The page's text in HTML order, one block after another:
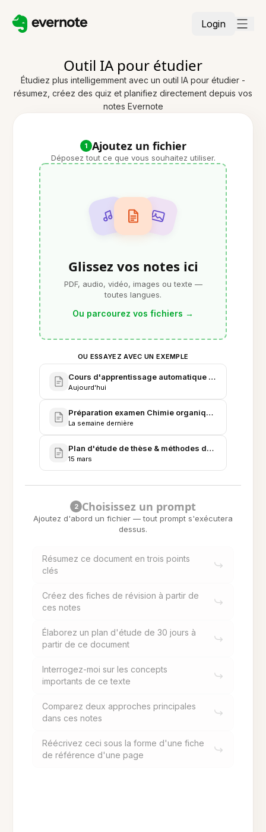
Login
Outil IA pour étudier
Étudiez plus intelligemment avec un outil IA pour étudier -
résumez, créez des quiz et planifiez directement depuis vos
notes Evernote
1 Ajoutez un fichier
Déposez tout ce que vous souhaitez utiliser.
Glissez vos notes ici
PDF, audio, vidéo, images ou texte —
toutes langues.
Ou parcourez vos fichiers →
OU ESSAYEZ AVEC UN EXEMPLE
Cours d'apprentissage automatique - Notes
Aujourd'hui
Préparation examen Chimie organique - Notes du
La semaine dernière
Plan d'étude de thèse & méthodes de recherche -
15 mars
2 Choisissez un prompt
Ajoutez d'abord un fichier — tout prompt s'exécutera
dessus.
Résumez ce document en trois points
clés
Créez des fiches de révision à partir de
ces notes
Élaborez un plan d'étude de 30 jours à
partir de ce document
Interrogez-moi sur les concepts
importants de ce texte
Comparez deux approches principales
dans ces notes
Réécrivez ceci sous la forme d'une fiche
de référence d'une page